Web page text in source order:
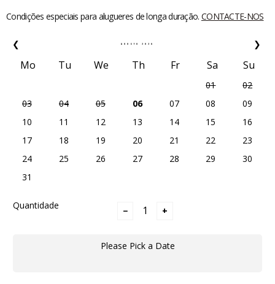
Condições especiais para alugueres de longa duração. CONTACTE-NOS
❮ ❯
AGOSTO 2026
Mo Tu We Th Fr Sa Su
01
02
03
04 05 06 07 08
09
10
11 12 13 14 15
16
17
18 19 20 21 22
23
24
25 26 27 28 29
30
31
Quantidade
− +
Please Pick a Date